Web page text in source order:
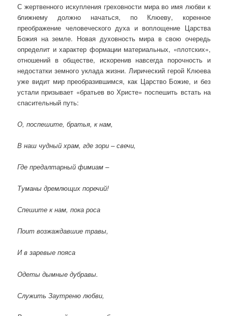
С жертвенного искупления греховности мира во имя любви к
ближнему должно начаться, по Клюеву, коренное
преображение человеческого духа и воплощение Царства
Божия на земле. Новая духовность мира в свою очередь
определит и характер формации материальных, «плотских»,
отношений в обществе, искоренив навсегда порочность и
недостатки земного уклада жизни. Лирический герой Клюева
уже видит мир преобразившимся, как Царство Божие, и без
устали призывает «братьев во Христе» поспешить встать на
спасительный путь:
О, поспешите, братья, к нам,
В наш чудный храм, где зори – свечи,
Где предалтарный фимиам –
Туманы дремлющих поречий!
Спешите к нам, пока роса
Поит возжаждавшие травы,
И в заревые пояса
Одеты дымные дубравы.
Служить Заутреню любви,